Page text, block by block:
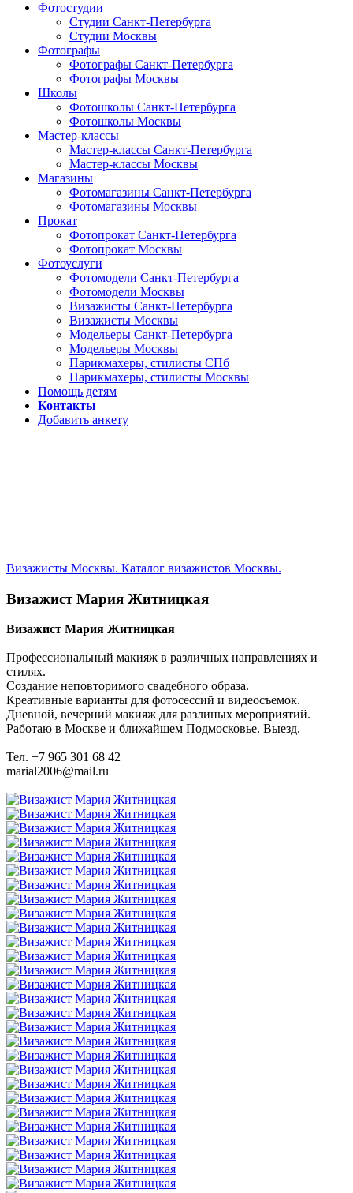
Фотостудии
Студии Санкт-Петербурга
Студии Москвы
Фотографы
Фотографы Санкт-Петербурга
Фотографы Москвы
Школы
Фотошколы Санкт-Петербурга
Фотошколы Москвы
Мастер-классы
Мастер-классы Санкт-Петербурга
Мастер-классы Москвы
Магазины
Фотомагазины Санкт-Петербурга
Фотомагазины Москвы
Прокат
Фотопрокат Санкт-Петербурга
Фотопрокат Москвы
Фотоуслуги
Фотомодели Санкт-Петербурга
Фотомодели Москвы
Визажисты Санкт-Петербурга
Визажисты Москвы
Модельеры Санкт-Петербурга
Модельеры Москвы
Парикмахеры, стилисты СПб
Парикмахеры, стилисты Москвы
Помощь детям
Контакты
Добавить анкету
Визажисты Москвы. Каталог визажистов Москвы.
Визажист Мария Житницкая
Визажист Мария Житницкая
Профессиональный макияж в различных направлениях и
стилях.
Создание неповторимого свадебного образа.
Креативные варианты для фотосессий и видеосъемок.
Дневной, вечерний макияж для разлиных мероприятий.
Работаю в Москве и ближайшем Подмосковье. Выезд.
Тел. +7 965 301 68 42
marial2006@mail.ru